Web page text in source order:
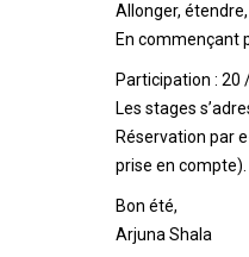
Allonger,
En commençant
Participation : 20
Les stages
Réservation par
prise en compte).
Bon été,
Arjuna Shala